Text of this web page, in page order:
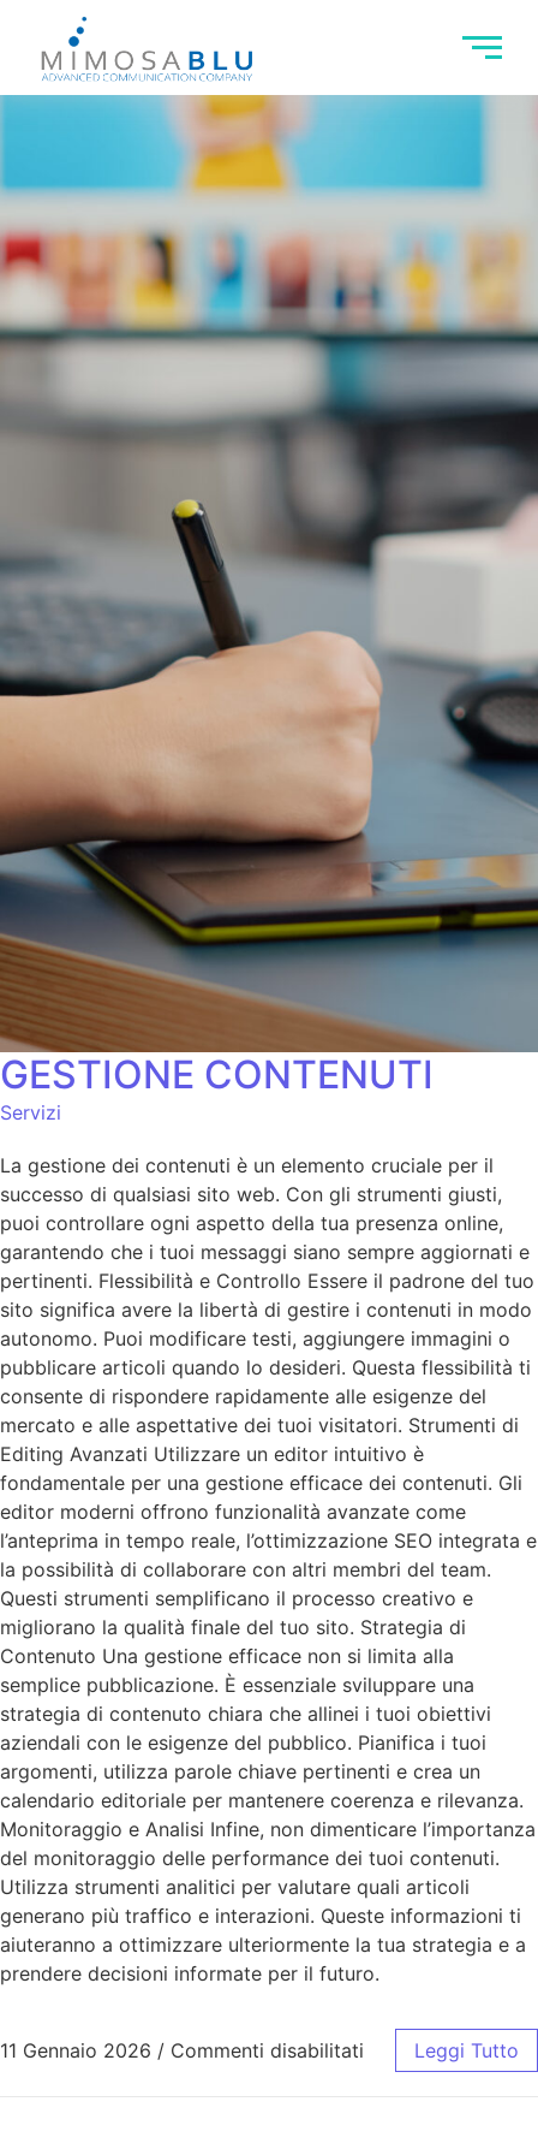
GESTIONE CONTENUTI
Servizi
La gestione dei contenuti è un elemento cruciale per il
successo di qualsiasi sito web. Con gli strumenti giusti,
puoi controllare ogni aspetto della tua presenza online,
garantendo che i tuoi messaggi siano sempre aggiornati e
pertinenti. Flessibilità e Controllo Essere il padrone del tuo
sito significa avere la libertà di gestire i contenuti in modo
autonomo. Puoi modificare testi, aggiungere immagini o
pubblicare articoli quando lo desideri. Questa flessibilità ti
consente di rispondere rapidamente alle esigenze del
mercato e alle aspettative dei tuoi visitatori. Strumenti di
Editing Avanzati Utilizzare un editor intuitivo è
fondamentale per una gestione efficace dei contenuti. Gli
editor moderni offrono funzionalità avanzate come
l’anteprima in tempo reale, l’ottimizzazione SEO integrata e
la possibilità di collaborare con altri membri del team.
Questi strumenti semplificano il processo creativo e
migliorano la qualità finale del tuo sito. Strategia di
Contenuto Una gestione efficace non si limita alla
semplice pubblicazione. È essenziale sviluppare una
strategia di contenuto chiara che allinei i tuoi obiettivi
aziendali con le esigenze del pubblico. Pianifica i tuoi
argomenti, utilizza parole chiave pertinenti e crea un
calendario editoriale per mantenere coerenza e rilevanza.
Monitoraggio e Analisi Infine, non dimenticare l’importanza
del monitoraggio delle performance dei tuoi contenuti.
Utilizza strumenti analitici per valutare quali articoli
generano più traffico e interazioni. Queste informazioni ti
aiuteranno a ottimizzare ulteriormente la tua strategia e a
prendere decisioni informate per il futuro.
11 Gennaio 2026 / Commenti disabilitati Leggi Tutto